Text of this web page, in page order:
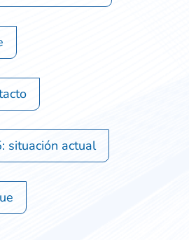
situación actual